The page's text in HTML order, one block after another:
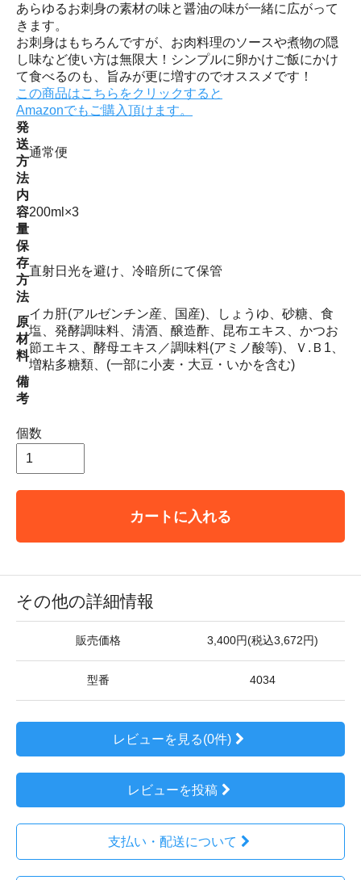
あらゆるお刺身の素材の味と醤油の味が一緒に広がって
きます。
お刺身はもちろんですが、お肉料理のソースや煮物の隠
し味など使い方は無限大！シンプルに卵かけご飯にかけ
て食べるのも、旨みが更に増すのでオススメです！
この商品はこちらをクリックすると
Amazonでもご購入頂けます。
発
送
方
法
通常便
内
容
量
200ml×3
保
存
方
法
直射日光を避け、冷暗所にて保管
原
材
料
イカ肝(アルゼンチン産、国産)、しょうゆ、砂糖、食
塩、発酵調味料、清酒、醸造酢、昆布エキス、かつお
節エキス、酵母エキス／調味料(アミノ酸等)、Ｖ.Ｂ1、
増粘多糖類、(一部に小麦・大豆・いかを含む)
備
考
個数
カートに入れる
その他の詳細情報
販売価格 3,400円(税込3,672円)
型番 4034
レビューを見る(0件)
レビューを投稿
支払い・配送について